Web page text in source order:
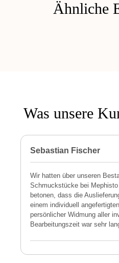
Ähnliche
Was unsere
Sebastian Fischer
Wir hatten über unseren
Schmuckstücke bei
betonen, dass die
einem individuell
persönlicher Widmung aller
Bearbeitungszeit war sehr